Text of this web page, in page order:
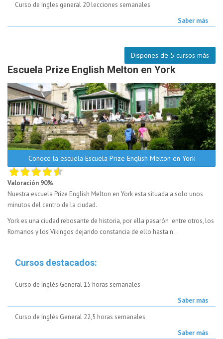
Curso de Ingles general 20 lecciones semanales
Saber más
Dispones de 5 cursos más
Escuela Prize English Melton en York
Conoce la escuela Escuela Prize English Melton en York
Valoración 90%
Nuestra escuela Prize English Melton en York esta situada a solo unos
minutos del centro de la ciudad.
York es una ciudad rebosante de historia, por ella pasarón entre otros, los
Romanos y los Vikingos dejando constancia de ello hasta n...
Cursos destacados:
Curso de Inglés General 15 horas semanales
Saber más
Curso de Inglés General 22,5 horas semanales
Saber más